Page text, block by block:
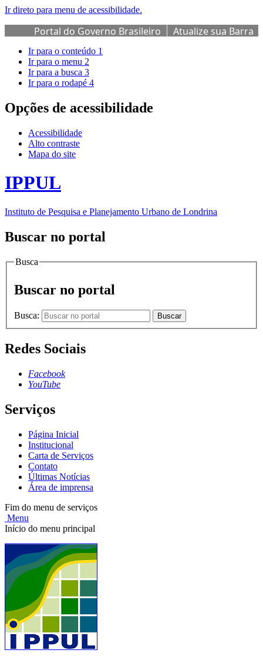
Ir direto para menu de acessibilidade.
Portal do Governo Brasileiro
Atualize sua Barra
de Governo
Ir para o conteúdo 1
Ir para o menu 2
Ir para a busca 3
Ir para o rodapé 4
Opções de acessibilidade
Acessibilidade
Alto contraste
Mapa do site
IPPUL
Instituto de Pesquisa e Planejamento Urbano de Londrina
Buscar no portal
Busca
Buscar no portal
Busca: Buscar
Redes Sociais
Facebook
YouTube
Serviços
Página Inicial
Institucional
Carta de Serviços
Contato
Últimas Notícias
Área de imprensa
Fim do menu de serviços
Menu
Início do menu principal